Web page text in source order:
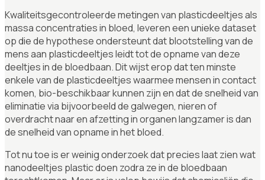
Kwaliteitsgecontroleerde metingen van plasticdeeltjes als
massa concentraties in bloed, leveren een unieke dataset
op die de hypothese ondersteunt dat blootstelling van de
mens aan plasticdeeltjes leidt tot de opname van deze
deeltjes in de bloedbaan. Dit wijst erop dat ten minste
enkele van de plasticdeeltjes waarmee mensen in contact
komen, bio-beschikbaar kunnen zijn en dat de snelheid van
eliminatie via bijvoorbeeld de galwegen, nieren of
overdracht naar en afzetting in organen langzamer is dan
de snelheid van opname in het bloed.
Tot nu toe is er weinig onderzoek dat precies laat zien wat
nanodeeltjes plastic doen zodra ze in de bloedbaan